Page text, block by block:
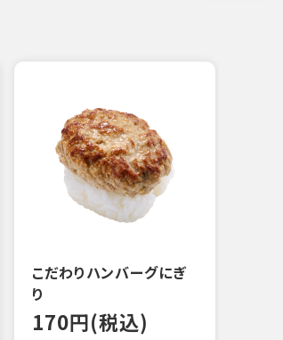
こだわりハンバーグにぎ
り
170円(税込)